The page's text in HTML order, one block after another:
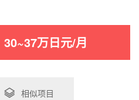
30~37万日元/月
相似项目